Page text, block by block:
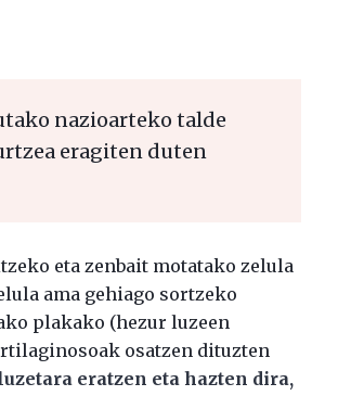
nazioarteko talde
eragiten duten
eta zenbait motatako zelula
ama gehiago sortzeko
plakako (hezur luzeen
osatzen dituzten
eratzen eta hazten dira,